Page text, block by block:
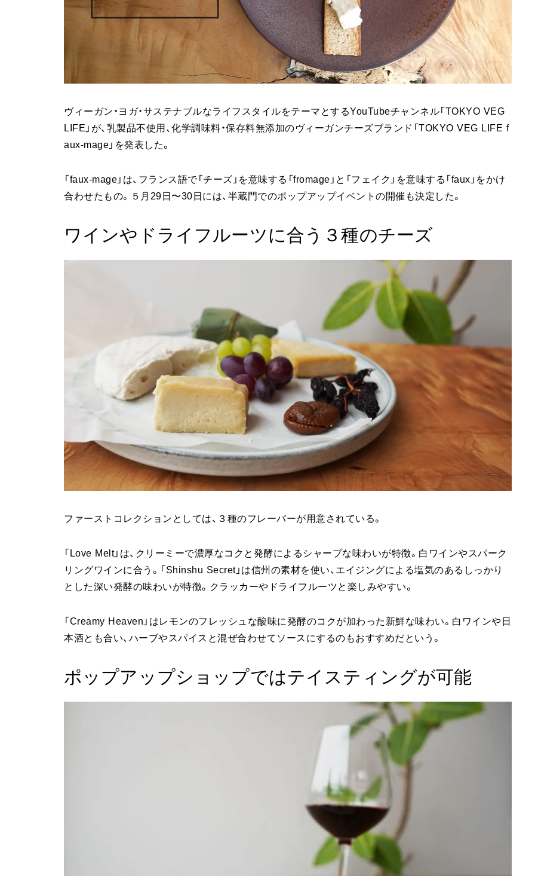
ヴィーガン・ヨガ・サステナブルなライフスタイルをテーマとするYouTubeチャンネル「TOKYO VEG
LIFE」が、乳製品不使用、化学調味料・保存料無添加のヴィーガンチーズブランド「TOKYO VEG LIFE f
aux-mage」を発表した。
「faux-mage」は、フランス語で「チーズ」を意味する「fromage」と「フェイク」を意味する「faux」をかけ
合わせたもの。５月29日〜30日には、半蔵門でのポップアップイベントの開催も決定した。
ワインやドライフルーツに合う３種のチーズ
ファーストコレクションとしては、３種のフレーバーが用意されている。
「Love Melt」は、クリーミーで濃厚なコクと発酵によるシャープな味わいが特徴。白ワインやスパーク
リングワインに合う。「Shinshu Secret」は信州の素材を使い、エイジングによる塩気のあるしっかり
とした深い発酵の味わいが特徴。クラッカーやドライフルーツと楽しみやすい。
「Creamy Heaven」はレモンのフレッシュな酸味に発酵のコクが加わった新鮮な味わい。白ワインや日
本酒とも合い、ハーブやスパイスと混ぜ合わせてソースにするのもおすすめだという。
ポップアップショップではテイスティングが可能